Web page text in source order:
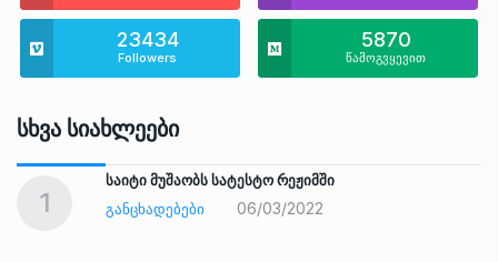
23434
Followers
5870
წამოგვყევით
Სხვა Სიახლეები
1
საიტი მუშაობს სატესტო რეჟიმში
ᲒᲐᲜᲪᲮᲐᲓᲔᲑᲔᲑᲘ
06/03/2022